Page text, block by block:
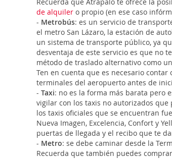
Recuerda que Atrápalo te ofrece la
de alquiler o propio (en ese caso
- Metrobús: es un servicio de
el metro San Lázaro, la estación de
un sistema de transporte público, ya
desventaja de este servicio es que no
método de traslado alternativo como
Ten en cuenta que es necesario
terminales del aeropuerto antes de
- Taxi: no es la forma más barata pero
vigilar con los taxis no autorizados que
los taxis oficiales que se encuentran
Nueva Imagen, Excelencia, Confort y
puertas de llegada y el recibo que te
- Metro: se debe caminar desde la
Recuerda que también puedes